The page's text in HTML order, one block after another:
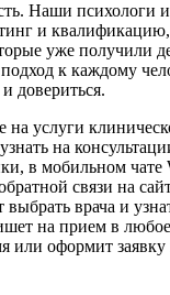
Наши психологи
и
уже получили
к каждому
довериться.
услуги
на
в мобильном чате
связи на
врача и
на прием в
или оформит заявку